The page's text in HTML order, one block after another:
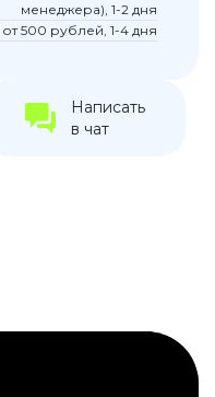
менеджера), 1-2 дня
от 500 рублей, 1-4 дня
Написать
в чат